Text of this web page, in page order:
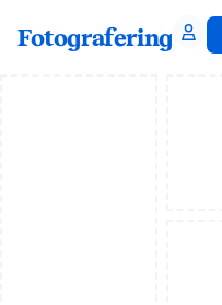
Fotografering